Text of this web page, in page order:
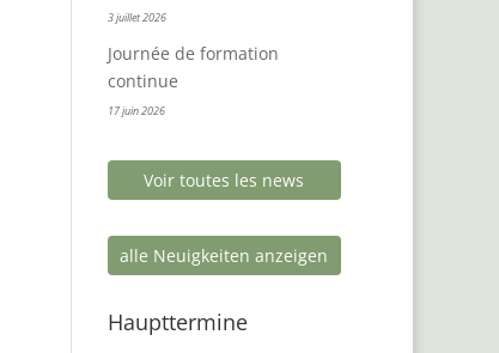
3 juillet 2026
Journée de formation
continue
17 juin 2026
Voir toutes les news
alle Neuigkeiten anzeigen
Haupttermine